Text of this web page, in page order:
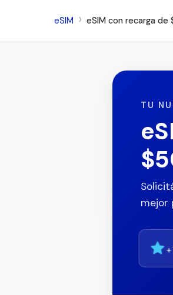
eSIM eSIM con recarga de
TU
mejor